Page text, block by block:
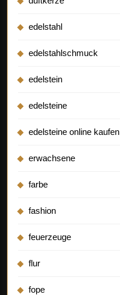
edelstahl
edelstahlschmuck
edelstein
edelsteine
edelsteine online kaufen
erwachsene
farbe
fashion
feuerzeuge
flur
fope